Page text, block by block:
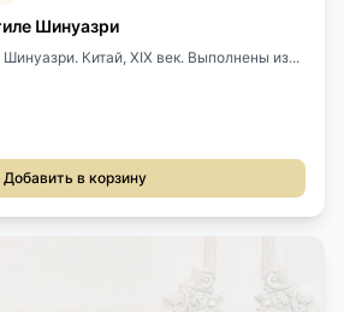
Шинуазри
Китай, XIX век. Выполнены из...
Добавить в корзину